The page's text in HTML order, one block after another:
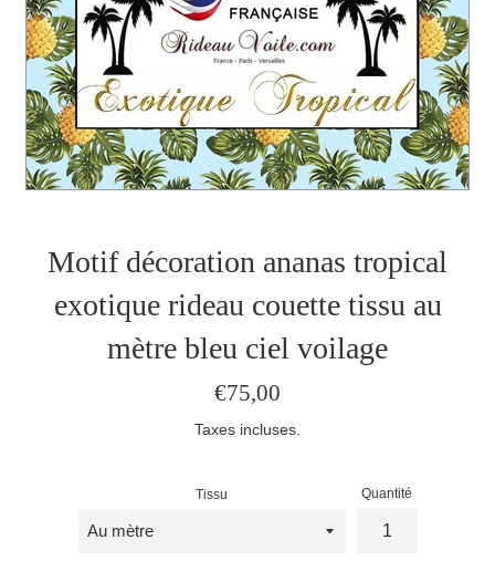
Motif décoration ananas tropical
exotique rideau couette tissu au
mètre bleu ciel voilage
Prix
€75,00
Taxes incluses.
Tissu Quantité